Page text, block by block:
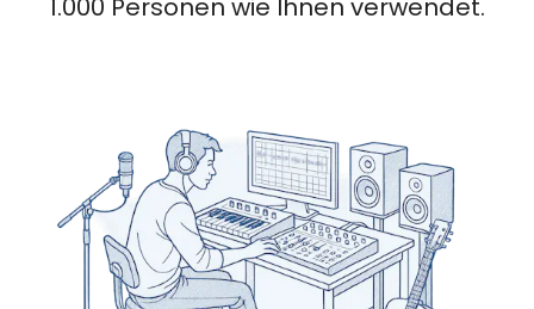
1.000 Personen wie Ihnen verwendet.